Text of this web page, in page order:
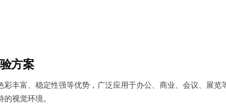
方案
丰富、稳定性强等优势，广泛应用于办公、商业、会议、展
视觉环境。